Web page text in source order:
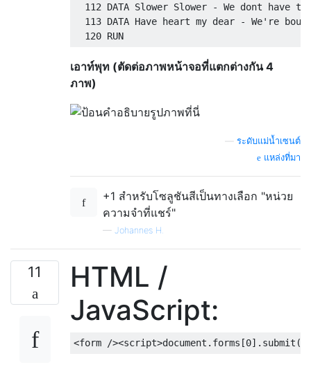
112 DATA Slower Slower - We dont have
113 DATA Have heart my dear - We're
เอาท์พุท (ตัดต่อภาพหน้าจอที่แตกต่างกัน 4
ภาพ)
ระดับแม่น้ำเซนต์
แหล่งที่มา
+1 สำหรับโซลูชันสีเป็นทางเลือก "หน่วย
ความจำที่แชร์"
— Johannes H.
11
HTML /
JavaScript: